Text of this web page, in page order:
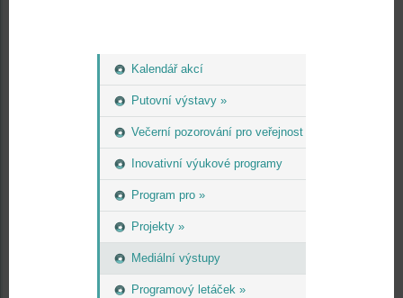
Kalendář akcí
Putovní výstavy »
Večerní pozorování pro veřejnost
Inovativní výukové programy
Program pro »
Projekty »
Mediální výstupy
Programový letáček »